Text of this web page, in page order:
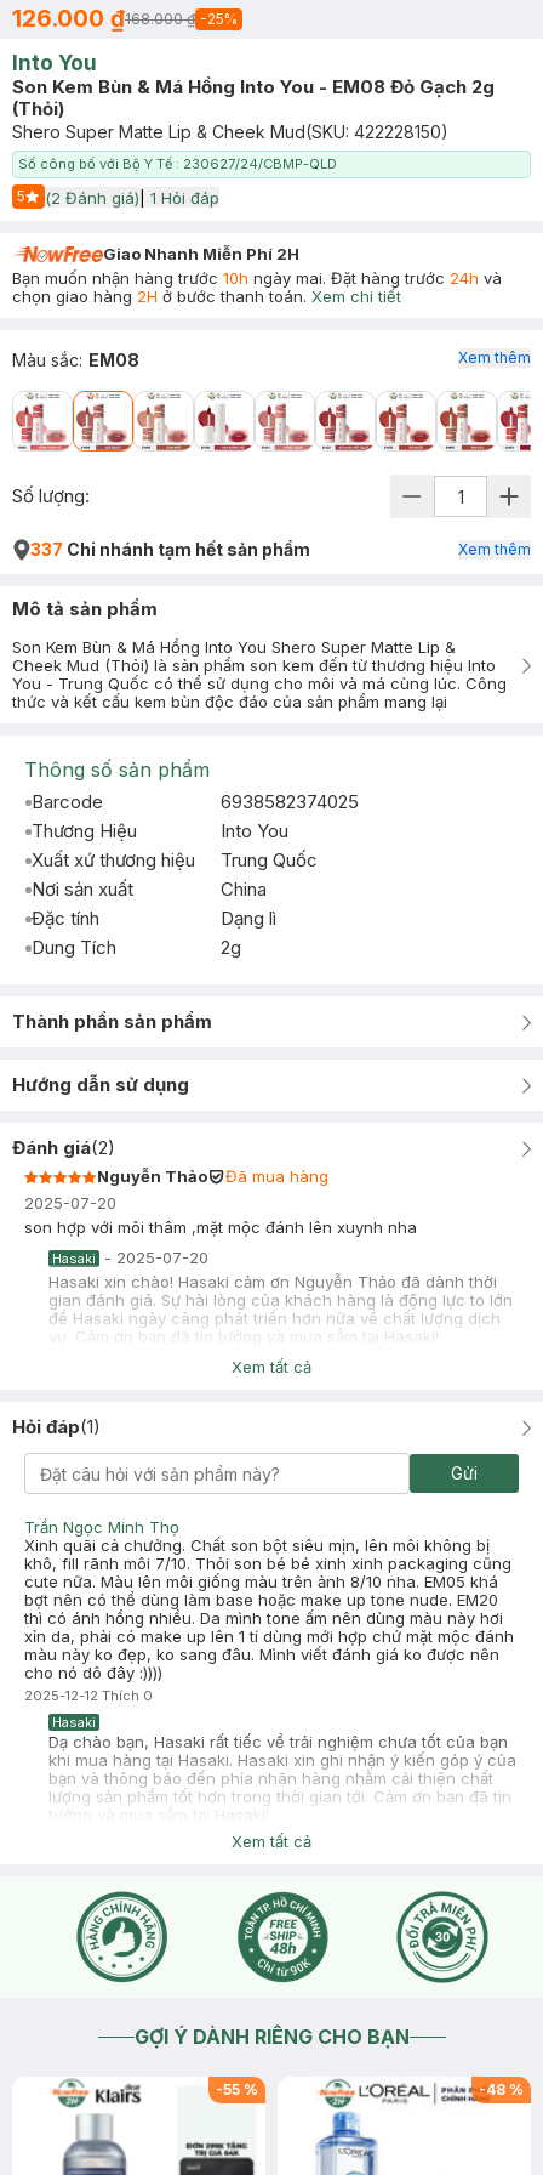
126.000 ₫168.000 ₫ -25%
Into You
Son Kem Bùn & Má Hồng Into You - EM08 Đỏ Gạch 2g
(Thỏi)
Shero Super Matte Lip & Cheek Mud(SKU: 422228150)
Số công bố với Bộ Y Tế : 230627/24/CBMP-QLD
5
Start Icon
(2 Đánh giá) 1 Hỏi đáp
Giao Nhanh Miễn Phí 2H
Bạn muốn nhận hàng trước 10h ngày mai. Đặt hàng trước 24h và
chọn giao hàng 2H ở bước thanh toán. Xem chi tiết
Màu sắc: EM08 Xem thêm
Số lượng:
337 Chi nhánh tạm hết sản phẩm Xem thêm
Mô tả sản phẩm
Son Kem Bùn & Má Hồng Into You Shero Super Matte Lip &
Cheek Mud (Thỏi) là sản phẩm son kem đến từ thương hiệu Into
You - Trung Quốc có thể sử dụng cho môi và má cùng lúc. Công
thức và kết cấu kem bùn độc đáo của sản phẩm mang lại
Thông số sản phẩm
Barcode
6938582374025
Thương Hiệu
Into You
Xuất xứ thương hiệu
Trung Quốc
Nơi sản xuất
China
Đặc tính
Dạng lì
Dung Tích
2g
Thành phần sản phẩm
Hướng dẫn sử dụng
Đánh giá(2)
Nguyễn Thảo
Đã mua hàng
2025-07-20
son hợp với môi thâm ,mặt mộc đánh lên xuynh nha
Hasaki - 2025-07-20
Hasaki xin chào! Hasaki cảm ơn Nguyễn Thảo đã dành thời
gian đánh giá. Sự hài lòng của khách hàng là động lực to lớn
để Hasaki ngày càng phát triển hơn nữa về chất lượng dịch
vụ. Cảm ơn bạn đã tin tưởng và mua sắm tại Hasaki!
Đã mua hàng
mua theo review, màu hồng rất đẹp cho da ấm nha, ko có ánh
Xem tất cả
Hỏi đáp(1)
Gửi
Trần Ngọc Minh Thọ
Xinh quãi cả chưởng. Chất son bột siêu mịn, lên môi không bị
khô, fill rãnh môi 7/10. Thỏi son bé bé xinh xinh packaging cũng
cute nữa. Màu lên môi giống màu trên ảnh 8/10 nha. EM05 khá
bợt nên có thể dùng làm base hoặc make up tone nude. EM20
thì có ánh hồng nhiều. Da mình tone ấm nên dùng màu này hơi
xỉn da, phải có make up lên 1 tí dùng mới hợp chứ mặt mộc đánh
màu này ko đẹp, ko sang đâu. Mình viết đánh giá ko được nên
cho nó dô đây :))))
2025-12-12 Thích 0
Hasaki
Dạ chào bạn, Hasaki rất tiếc về trải nghiệm chưa tốt của bạn
khi mua hàng tại Hasaki. Hasaki xin ghi nhận ý kiến góp ý của
bạn và thông báo đến phía nhãn hàng nhằm cải thiện chất
lượng sản phẩm tốt hơn trong thời gian tới. Cảm ơn bạn đã tin
Xem tất cả
GỢI Ý DÀNH RIÊNG CHO BẠN
-55 % -48 %